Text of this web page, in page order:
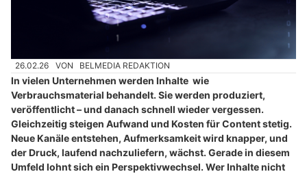
26.02.26 VON BELMEDIA REDAKTION
In vielen Unternehmen werden Inhalte wie
Verbrauchsmaterial behandelt. Sie werden produziert,
veröffentlicht – und danach schnell wieder vergessen.
Gleichzeitig steigen Aufwand und Kosten für Content stetig.
Neue Kanäle entstehen, Aufmerksamkeit wird knapper, und
der Druck, laufend nachzuliefern, wächst. Gerade in diesem
Umfeld lohnt sich ein Perspektivwechsel. Wer Inhalte nicht